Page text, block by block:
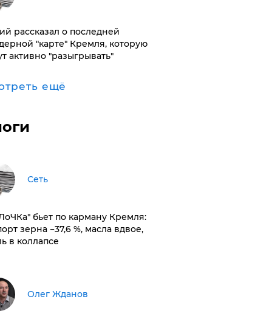
рассказал о последней
"карте" Кремля, которую
активно "разыгрывать"
ещё
Сеть
бьет по карману Кремля:
зерна −37,6 %, масла вдвое,
в коллапсе
Олег Жданов